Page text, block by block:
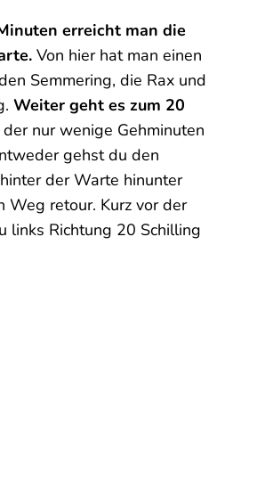
erreicht man die
Von hier hat man einen
Semmering, die Rax und
Weiter geht es zum 20
der nur wenige Gehminuten
gehst du den
der Warte hinunter
Weg retour. Kurz vor der
links Richtung 20 Schilling